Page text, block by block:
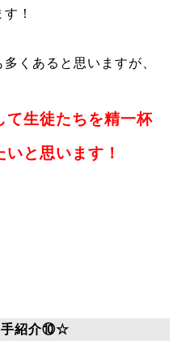
！
くあると思いますが、
て生徒たちを精一杯
と思います！
手紹介⑩☆